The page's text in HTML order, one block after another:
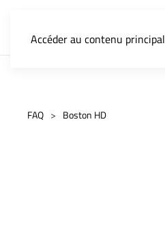
Accéder au contenu principal
FAQ Boston HD